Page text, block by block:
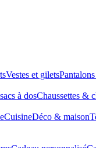
Vestes et gilets
à dosChaussettes &
CuisineDéco & maison